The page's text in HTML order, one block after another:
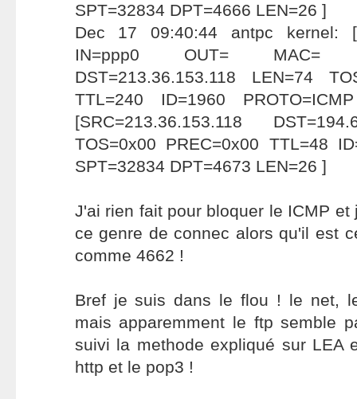
SPT=32834 DPT=4666 LEN=26 ]
Dec 17 09:40:44 antpc kernel:
IN=ppp0 OUT= MAC=
DST=213.36.153.118 LEN=74
TTL=240 ID=1960
[SRC=213.36.153.118
TOS=0x00 PREC=0x00 TTL=48
SPT=32834 DPT=4673 LEN=26 ]
J'ai rien fait pour bloquer le ICMP
ce genre de connec alors qu'il est
comme 4662 !
Bref je suis dans le flou ! le net,
mais apparemment le ftp semble
suivi la methode expliqué sur LEA
http et le pop3 !